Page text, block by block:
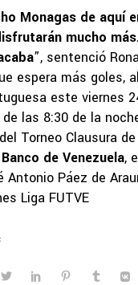
Monagas de aquí
mucho
”, sentenció
espera más goles,
este viernes
las 8:30 de la
Torneo Clausura
de Venezuela,
Antonio Páez de
Liga FUTVE